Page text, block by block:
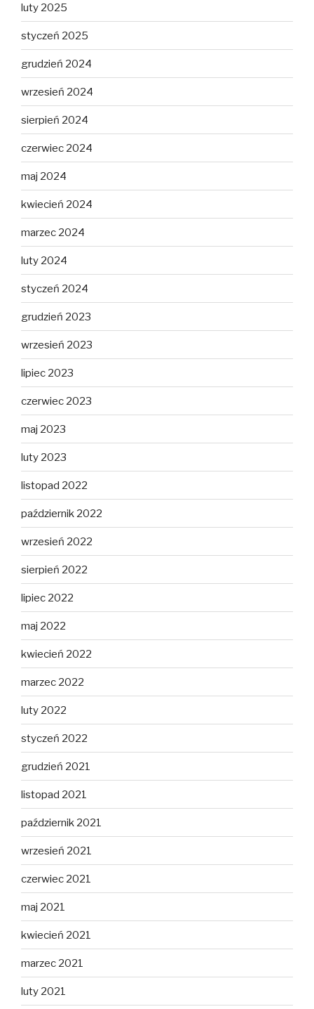
luty 2025
styczeń 2025
grudzień 2024
wrzesień 2024
sierpień 2024
czerwiec 2024
maj 2024
kwiecień 2024
marzec 2024
luty 2024
styczeń 2024
grudzień 2023
wrzesień 2023
lipiec 2023
czerwiec 2023
maj 2023
luty 2023
listopad 2022
październik 2022
wrzesień 2022
sierpień 2022
lipiec 2022
maj 2022
kwiecień 2022
marzec 2022
luty 2022
styczeń 2022
grudzień 2021
listopad 2021
październik 2021
wrzesień 2021
czerwiec 2021
maj 2021
kwiecień 2021
marzec 2021
luty 2021